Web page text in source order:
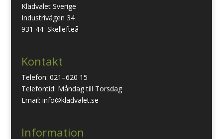
Klädvalet Sverige
Industrivägen 34
931 44 Skellefteå
Kontakt
Telefon: 021–620 15
Telefontid: Måndag till Torsdag
Email: info@kladvalet.se
Information